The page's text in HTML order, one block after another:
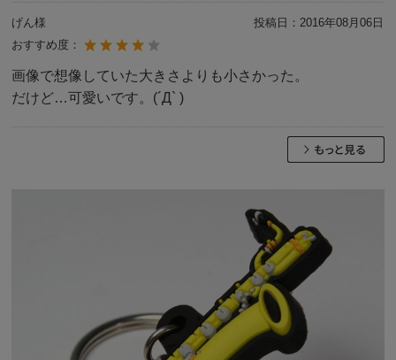
げん様 投稿日：2016年08月06日
おすすめ度：
画像で想像していた大きさよりも小さかった。
だけど…可愛いです。(´Д` )